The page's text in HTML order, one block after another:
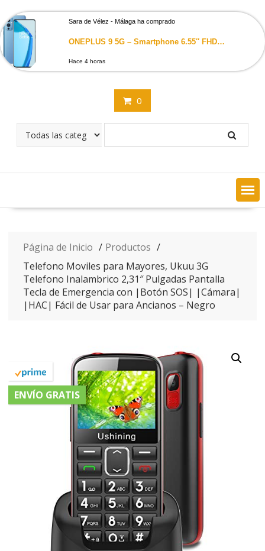
contenido
0
Página de Inicio
Productos
Telefono Moviles para Mayores, Ukuu 3G
Telefono Inalambrico 2,31″ Pulgadas Pantalla
Tecla de Emergencia con |Botón SOS| |Cámara|
|HAC| Fácil de Usar para Ancianos – Negro
ENVÍO GRATIS
Sara de Vélez - Málaga ha comprado
ONEPLUS 9 5G – Smartphone 6.55″ FHD+ AMOLED 120Hz (Snapdragon 888, 8GB RAM + 128GB almacenamiento, Triple camara Hasselblad 48+50+2Mpx, 4500mah con carga rapida 65W) Dual Sim – Arctic Sky
Hace 4 horas